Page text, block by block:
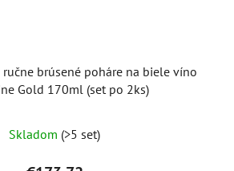
ručne brúsené poháre na biele víno
Gold 170ml (set po 2ks)
Skladom (>5 set)